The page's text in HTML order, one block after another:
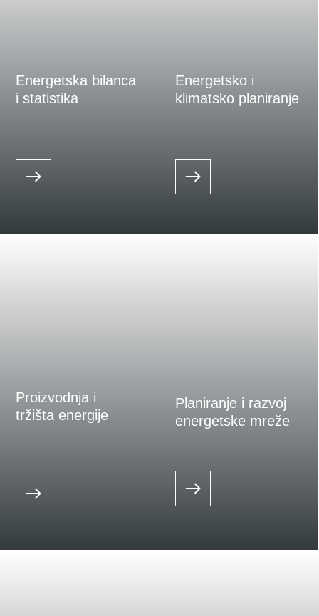
Energetska bilanca
i statistika
Energetsko i
klimatsko planiranje
Proizvodnja i
tržišta energije
Planiranje i razvoj
energetske mreže